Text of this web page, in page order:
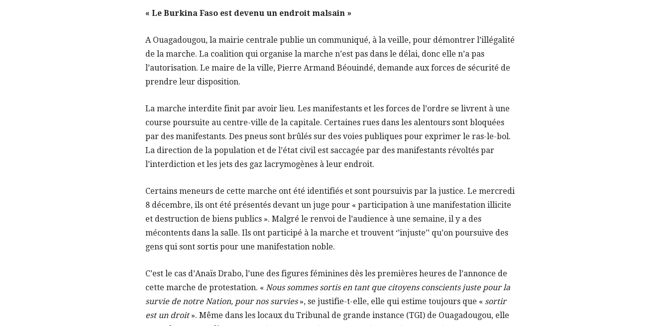
« Le Burkina Faso est devenu un endroit malsain »
A Ouagadougou, la mairie centrale publie un communiqué, à la veille, pour démontrer l’illégalité
de la marche. La coalition qui organise la marche n’est pas dans le délai, donc elle n’a pas
l’autorisation. Le maire de la ville, Pierre Armand Béouindé, demande aux forces de sécurité de
prendre leur disposition.
La marche interdite finit par avoir lieu. Les manifestants et les forces de l’ordre se livrent à une
course poursuite au centre-ville de la capitale. Certaines rues dans les alentours sont bloquées
par des manifestants. Des pneus sont brûlés sur des voies publiques pour exprimer le ras-le-bol.
La direction de la population et de l’état civil est saccagée par des manifestants révoltés par
l’interdiction et les jets des gaz lacrymogènes à leur endroit.
Certains meneurs de cette marche ont été identifiés et sont poursuivis par la justice. Le mercredi
8 décembre, ils ont été présentés devant un juge pour « participation à une manifestation illicite
et destruction de biens publics ». Malgré le renvoi de l’audience à une semaine, il y a des
mécontents dans la salle. Ils ont participé à la marche et trouvent ‘’injuste’’ qu’on poursuive des
gens qui sont sortis pour une manifestation noble.
C’est le cas d’Anaïs Drabo, l’une des figures féminines dès les premières heures de l’annonce de
cette marche de protestation. « Nous sommes sortis en tant que citoyens conscients juste pour la
survie de notre Nation, pour nos survies», se justifie-t-elle, elle qui estime toujours que « sortir
est un droit». Même dans les locaux du Tribunal de grande instance (TGI) de Ouagadougou, elle